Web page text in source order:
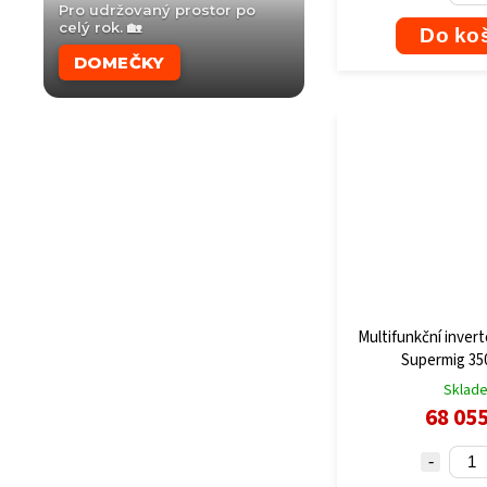
Pro udržovaný prostor po
celý rok. 🏡
DOMEČKY
Do
Multifunkční
Supermig
68